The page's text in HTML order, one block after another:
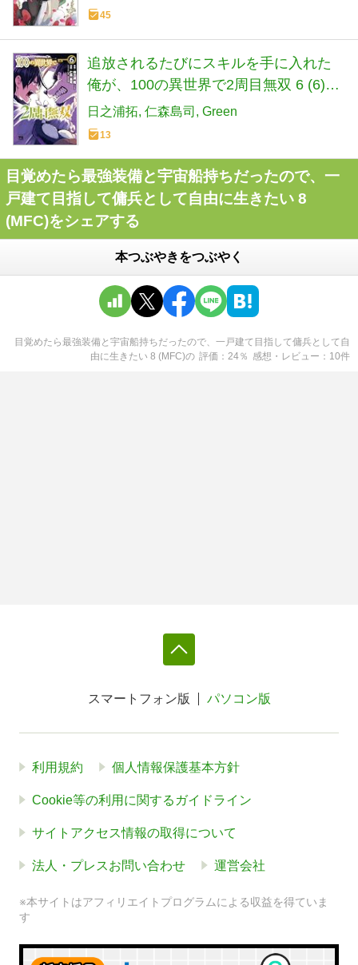
45
追放されるたびにスキルを手に入れた
俺が、100の異世界で2周目無双 6 (6)
(ヤングチャンピオンコミックス)
日之浦拓 仁森島司 Green
13
目覚めたら最強装備と宇宙船持ちだったので、一
戸建て目指して傭兵として自由に生きたい 8
(MFC)をシェアする
本つぶやきをつぶやく
目覚めたら最強装備と宇宙船持ちだったので、一戸建て目指して傭兵として自
由に生きたい 8 (MFC)の 評価 24％ 感想・レビュー 10件
スマートフォン版 パソコン版
利用規約 個人情報保護基本方針
Cookie等の利用に関するガイドライン
サイトアクセス情報の取得について
法人・プレスお問い合わせ 運営会社
※本サイトはアフィリエイトプログラムによる収益を得ていま
す